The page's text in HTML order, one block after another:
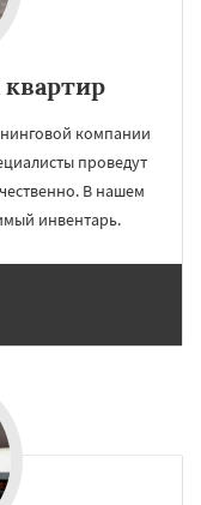
квартир
компании
проведут
В нашем
инвентарь.